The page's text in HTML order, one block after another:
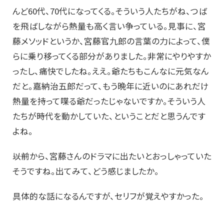
んど60代、70代になってくる。そういう人たちがね、つば
を飛ばしながら熱量も高く言い争っている。見事に、宮
藤メソッドというか、宮藤官九郎の言葉の力によって、僕
らに乗り移ってくる部分がありました。非常にやりやすか
ったし、痛快でしたね。ええ。爺たちもこんなに元気なん
だと。嘉納治五郎だって、もう晩年に近いのにあれだけ
熱量を持って喋る爺だったじゃないですか。そういう人
たちが時代を動かしていた、ということだと思うんです
よね。
――以前から、宮藤さんのドラマに出たいとおっしゃっていた
そうですね。出てみて、どう感じましたか。
具体的な話になるんですが、セリフが覚えやすかった。